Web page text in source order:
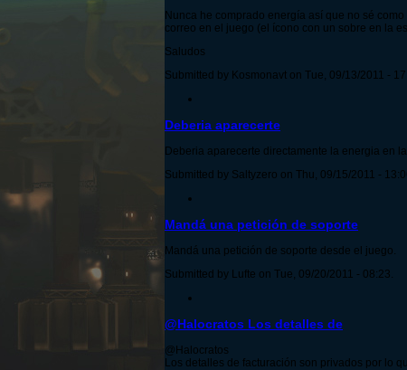
Nunca he comprado energía así que no sé
correo en el juego (el ícono con un sobre en la
Saludos
Submitted by Kosmonavt on Tue, 09/13/2011 -
Deberia aparecerte
Deberia aparecerte directamente la energia en
Submitted by Saltyzero on Thu, 09/15/2011 -
Mandá una petición de soporte
Mandá una petición de soporte desde el juego.
Submitted by Lufte on Tue, 09/20/2011 - 08:23.
@Halocratos Los detalles de
@Halocratos
Los detalles de facturación son privados por lo